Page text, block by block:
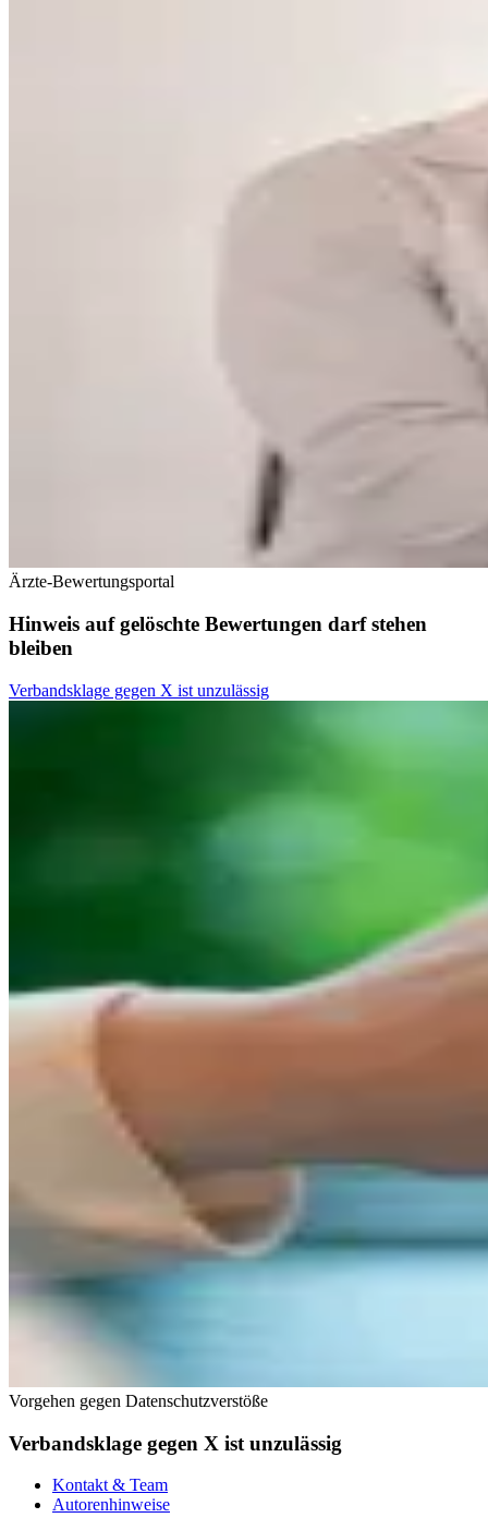
Ärzte-Bewertungsportal
Hinweis auf gelöschte Bewertungen darf stehen
bleiben
Verbandsklage gegen X ist unzulässig
Vorgehen gegen Datenschutzverstöße
Verbandsklage gegen X ist unzulässig
Kontakt & Team
Autorenhinweise